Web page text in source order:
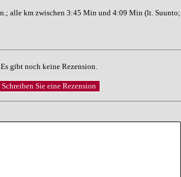
alle km zwischen 3:45 Min und 4:09 Min (lt. Suunto;
Es gibt noch keine Rezension.